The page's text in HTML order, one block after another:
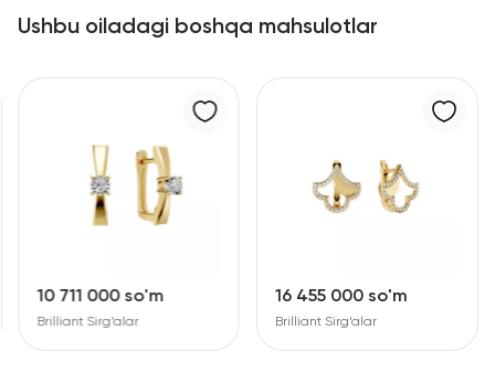
Ushbu oiladagi boshqa mahsulotlar
10 711 000 so'm
Brilliant Sirg‘alar
16 455 000 so'm
Brilliant Sirg‘alar